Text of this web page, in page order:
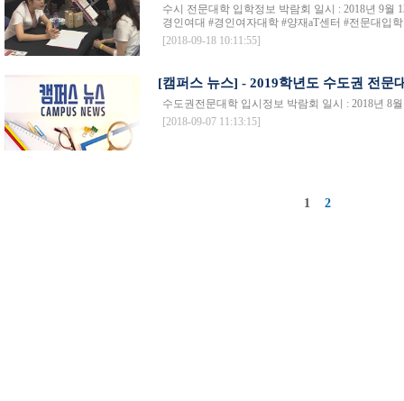
수시 전문대학 입학정보 박람회 일시 : 2018년 9월
경인여대 #경인여자대학 #양재aT센터 #전문대입
[2018-09-18 10:11:55]
[캠퍼스 뉴스] - 2019학년도 수도권 전문
수도권전문대학 입시정보 박람회 일시 : 2018년 8
[2018-09-07 11:13:15]
1 2